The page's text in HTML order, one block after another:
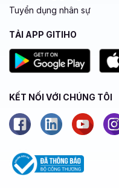
Tuyển dụng nhân sự
TẢI APP GITIHO
KẾT NỐI VỚI CHÚNG TÔI